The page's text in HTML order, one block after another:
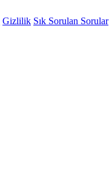
Gizlilik Sık Sorulan Sorular